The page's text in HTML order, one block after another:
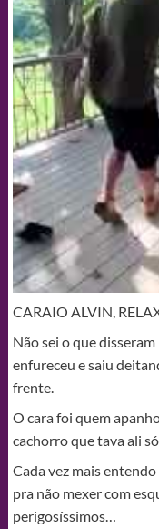
CARAIO ALVIN,
Não sei o que
enfureceu e saiu
frente.
O cara foi quem
cachorro que tava ali
Cada vez mais
pra não mexer com
perigosíssimos…